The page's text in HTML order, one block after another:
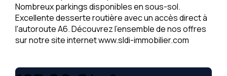
Nombreux parkings disponibles en sous-sol.
Excellente desserte routière avec un accès direct à
l'autoroute A6. Découvrez l'ensemble de nos offres
sur notre site internet www.sldi-immobilier.com